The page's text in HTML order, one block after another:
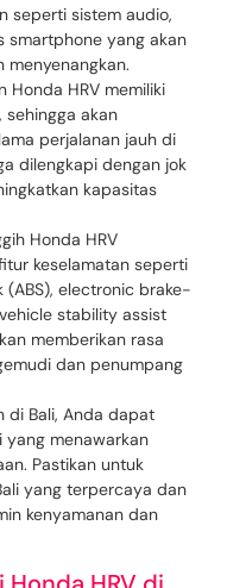
seperti sistem audio,
smartphone yang akan
menyenangkan.
Honda HRV memiliki
sehingga akan
perjalanan jauh di
dilengkapi dengan jok
kapasitas
Honda HRV
keselamatan seperti
electronic brake-
stability assist
memberikan rasa
dan penumpang
di Bali, Anda dapat
yang menawarkan
Pastikan untuk
yang terpercaya dan
kenyamanan dan